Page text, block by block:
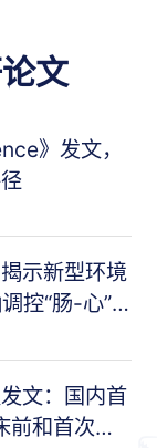
文
》发文，
示新型环境
控“肠-心”
文：国内首
前和首次人